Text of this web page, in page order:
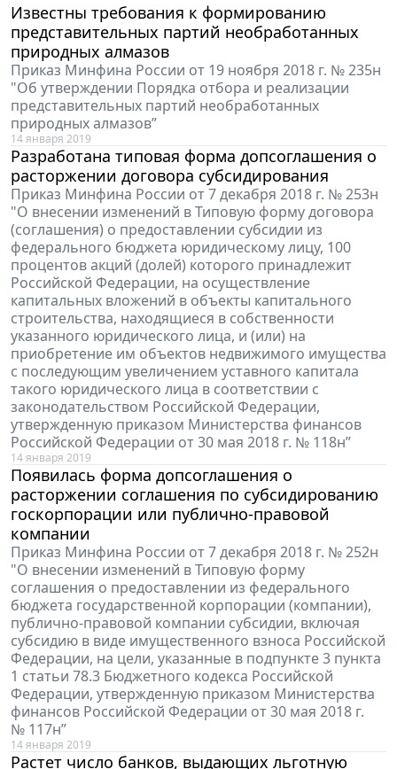
Известны требования к формированию
представительных партий необработанных
природных алмазов
Приказ Минфина России от 19 ноября 2018 г. № 235н
"Об утверждении Порядка отбора и реализации
представительных партий необработанных
природных алмазов”
14 января 2019
Разработана типовая форма допсоглашения о
расторжении договора субсидирования
Приказ Минфина России от 7 декабря 2018 г. № 253н
"О внесении изменений в Типовую форму договора
(соглашения) о предоставлении субсидии из
федерального бюджета юридическому лицу, 100
процентов акций (долей) которого принадлежит
Российской Федерации, на осуществление
капитальных вложений в объекты капитального
строительства, находящиеся в собственности
указанного юридического лица, и (или) на
приобретение им объектов недвижимого имущества
с последующим увеличением уставного капитала
такого юридического лица в соответствии с
законодательством Российской Федерации,
утвержденную приказом Министерства финансов
Российской Федерации от 30 мая 2018 г. № 118н”
14 января 2019
Появилась форма допсоглашения о
расторжении соглашения по субсидированию
госкорпорации или публично-правовой
компании
Приказ Минфина России от 7 декабря 2018 г. № 252н
"О внесении изменений в Типовую форму
соглашения о предоставлении из федерального
бюджета государственной корпорации (компании),
публично-правовой компании субсидии, включая
субсидию в виде имущественного взноса Российской
Федерации, на цели, указанные в подпункте 3 пункта
1 статьи 78.3 Бюджетного кодекса Российской
Федерации, утвержденную приказом Министерства
финансов Российской Федерации от 30 мая 2018 г.
№ 117н”
14 января 2019
Растет число банков, выдающих льготную